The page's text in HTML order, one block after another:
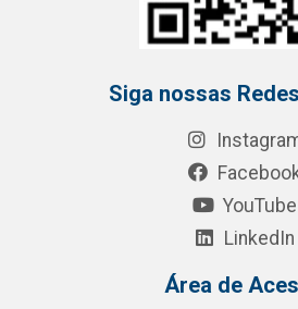
Siga nossas
YouTube
LinkedIn
Área de